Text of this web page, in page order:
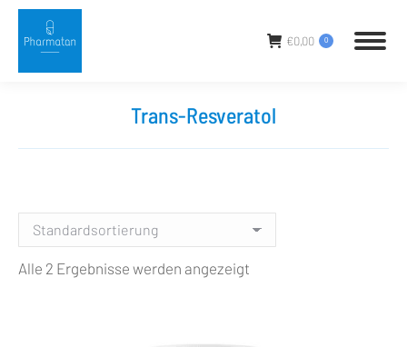
€0,00 0
Trans-Resveratol
Alle 2 Ergebnisse werden angezeigt